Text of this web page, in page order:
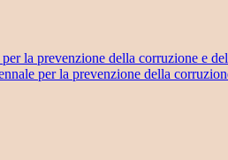
la prevenzione della corruzione e
per la prevenzione della